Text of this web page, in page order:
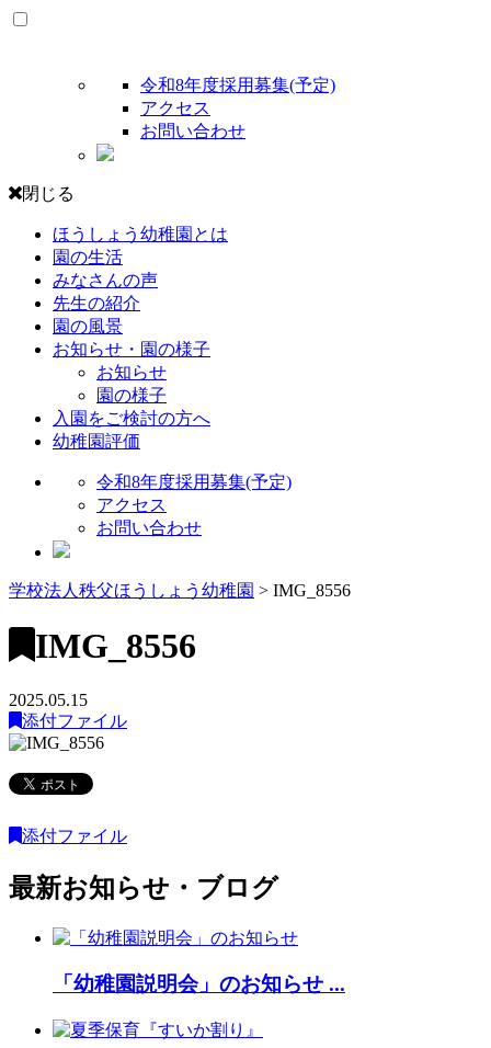
令和8年度採用募集(予定)
アクセス
お問い合わせ
閉じる
ほうしょう幼稚園とは
園の生活
みなさんの声
先生の紹介
園の風景
お知らせ・園の様子
お知らせ
園の様子
入園をご検討の方へ
幼稚園評価
令和8年度採用募集(予定)
アクセス
お問い合わせ
学校法人秩父ほうしょう幼稚園 > IMG_8556
IMG_8556
2025.05.15
添付ファイル
添付ファイル
最新お知らせ・ブログ
「幼稚園説明会」のお知らせ ...